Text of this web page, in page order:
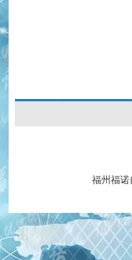
福州福诺